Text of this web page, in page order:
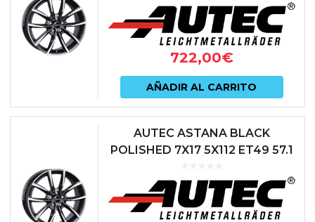
722,00€
AÑADIR AL CARRITO
AUTEC ASTANA BLACK
POLISHED 7X17 5X112 ET49 57.1